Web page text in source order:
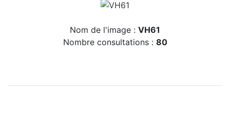
Nom de l'image : VH61
Nombre consultations : 80